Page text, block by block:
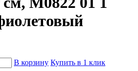
В корзину Купить в 1 клик